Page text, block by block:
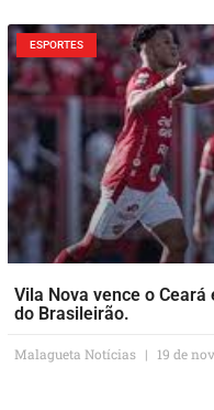
ESPORTES
Vila Nova vence o
do Brasileirão.
Malagueta Notícias 19 de